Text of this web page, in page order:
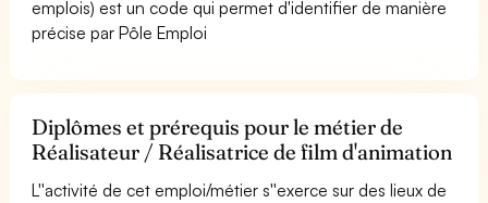
emplois) est un code qui permet d'identifier de manière
précise par Pôle Emploi
Diplômes et prérequis pour le métier de
Réalisateur / Réalisatrice de film d'animation
L''activité de cet emploi/métier s''exerce sur des lieux de